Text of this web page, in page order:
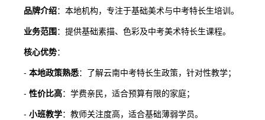
品牌介绍：本地机构，专注于基础美术与中考特长生培训。
业务范围：提供基础素描、色彩及中考美术特长生课程。
核心优势：
- 本地政策熟悉：了解云南中考特长生政策，针对性教学；
- 性价比高：学费亲民，适合预算有限的家庭；
- 小班教学：教师关注度高，适合基础薄弱学员。